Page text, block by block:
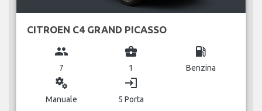
CITROEN C4 GRAND PICASSO
group
7
business_center
1
local_gas_station
Benzina
miscellaneous_services
Manuale
login
5 Porta